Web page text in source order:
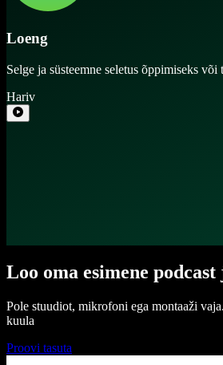
Loeng
Selge ja süsteemne seletus õppimiseks või
Hariv
Loo oma esimene
Pole stuudiot, mikrofoni ega montaaži
kuula
Proovi tasuta